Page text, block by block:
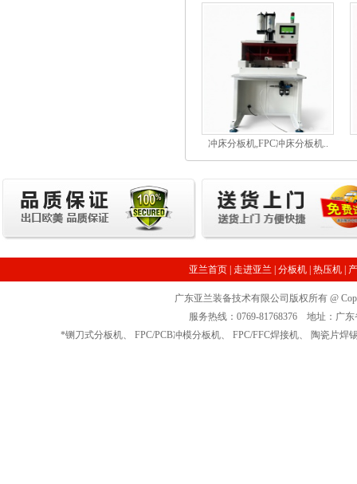
冲床分板机,FPC冲床分板机..
亚兰首页 走进亚兰 分板机 热压机
广东亚兰装备技术有限公司版权所有 @
服务热线：0769-81768376 地址：广
*铡刀式分板机、 FPC/PCB冲模分板机、 FPC/FFC焊接机、 陶瓷片焊